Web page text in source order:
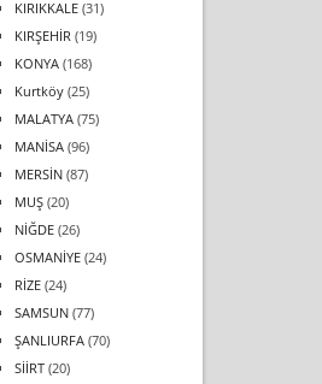
KIRIKKALE(31)
KIRŞEHİR (19)
KONYA(168)
Kurtköy(25)
MALATYA(75)
MANİSA(96)
MERSİN(87)
MUŞ(20)
NİĞDE(26)
OSMANİYE(24)
RİZE(24)
SAMSUN(77)
ŞANLIURFA(70)
SİİRT(20)